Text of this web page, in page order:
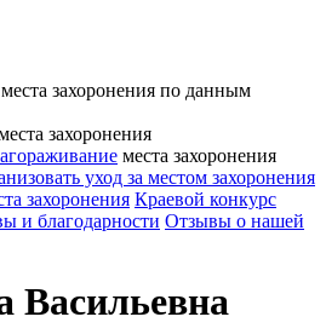
места захоронения по данным
захоронения
места захоронения
уход за местом захоронения
захоронения Краевой конкурс
и благодарности Отзывы о нашей
Васильевна